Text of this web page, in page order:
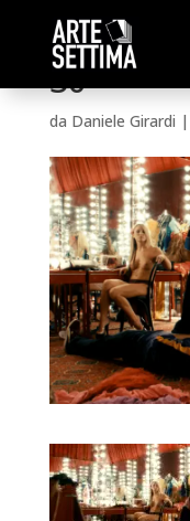
30
da Daniele Girardi |